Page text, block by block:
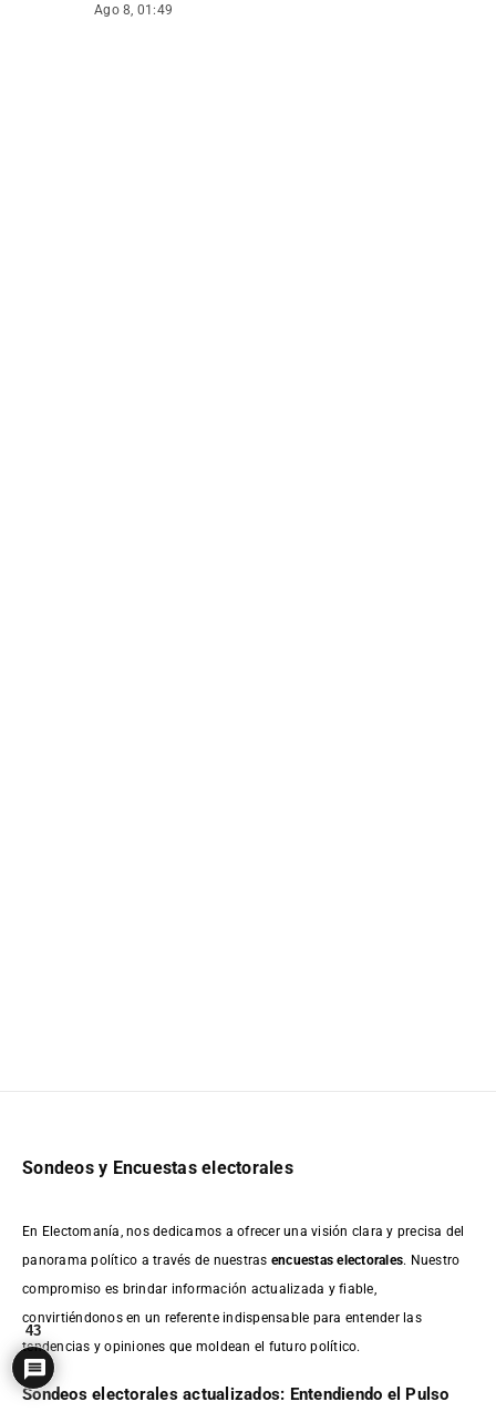
Ago 8, 01:49
Sondeos y Encuestas electorales
En Electomanía, nos dedicamos a ofrecer una visión clara y precisa del
panorama político a través de nuestras encuestas electorales. Nuestro
compromiso es brindar información actualizada y fiable,
convirtiéndonos en un referente indispensable para entender las
tendencias y opiniones que moldean el futuro político.
Sondeos electorales actualizados: Entendiendo el Pulso
43